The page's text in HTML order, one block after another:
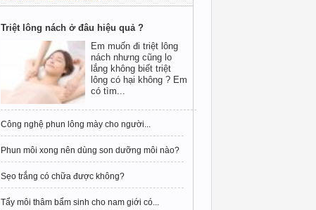
Triệt lông nách ở đâu hiệu quả ?
Em muốn đi triệt lông
nách nhưng cũng lo
lắng không biết triệt
lông có hại không ? Em
có tìm...
Công nghệ phun lông mày cho người...
Phun môi xong nên dùng son dưỡng môi nào?
Sẹo trắng có chữa được không?
Tẩy môi thâm bẩm sinh cho nam giới có...